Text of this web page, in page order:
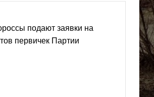
подают заявки на
первичек Партии